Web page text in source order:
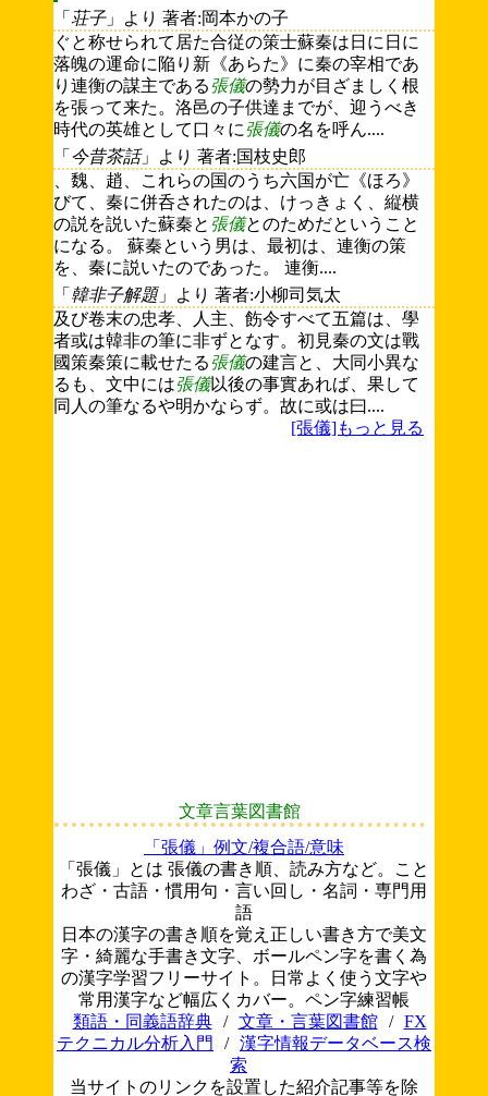
「 荘子」より 著者:岡本かの子
ぐと称せられて居た合従の策士蘇秦は日に日に
落魄の運命に陥り新《あらた》に秦の宰相であ
り連衡の謀主である張儀の勢力が目ざましく根
を張って来た。洛邑の子供達までが、迎うべき
時代の英雄として口々に張儀の名を呼ん....
「 今昔茶話」より 著者:国枝史郎
、魏、趙、これらの国のうち六国が亡《ほろ》
びて、秦に併呑されたのは、けっきょく、縦横
の説を説いた蘇秦と 張儀とのためだということ
になる。 蘇秦という男は、最初は、連衡の策
を、秦に説いたのであった。 連衡....
「 韓非子解題 」より 著者:小柳司気太
及び卷末の忠孝、人主、飭令すべて五篇は、學
者或は韓非の筆に非ずとなす。初見秦の文は戰
國策秦策に載せたる張儀の建言と、大同小異な
るも、文中には張儀以後の事實あれば、果して
同人の筆なるや明かならず。故に或は曰....
[張儀]もっと見る
文章言葉図書館
「張儀」例文/複合語/意味
「張儀」とは 張儀の書き順、読み方など。こと
わざ・古語・慣用句・言い回し・名詞・専門用
語
日本の漢字の書き順を覚え正しい書き方で美文
字・綺麗な手書き文字、ボールペン字を書く為
の漢字学習フリーサイト。日常よく使う文字や
常用漢字など幅広くカバー。ペン字練習帳
類語・同義語辞典
/ 文章・言葉図書館 /
FX
テクニカル分析入門
/ 漢字情報データベース検
索
当サイトのリンクを設置した紹介記事等を除